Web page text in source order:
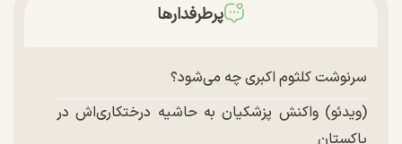
پرطرفدارها
سرنوشت کلثوم اکبری چه می‌شود؟
(ویدئو) واکنش پزشکیان به حاشیه درختکاری‌اش در
پاکستان